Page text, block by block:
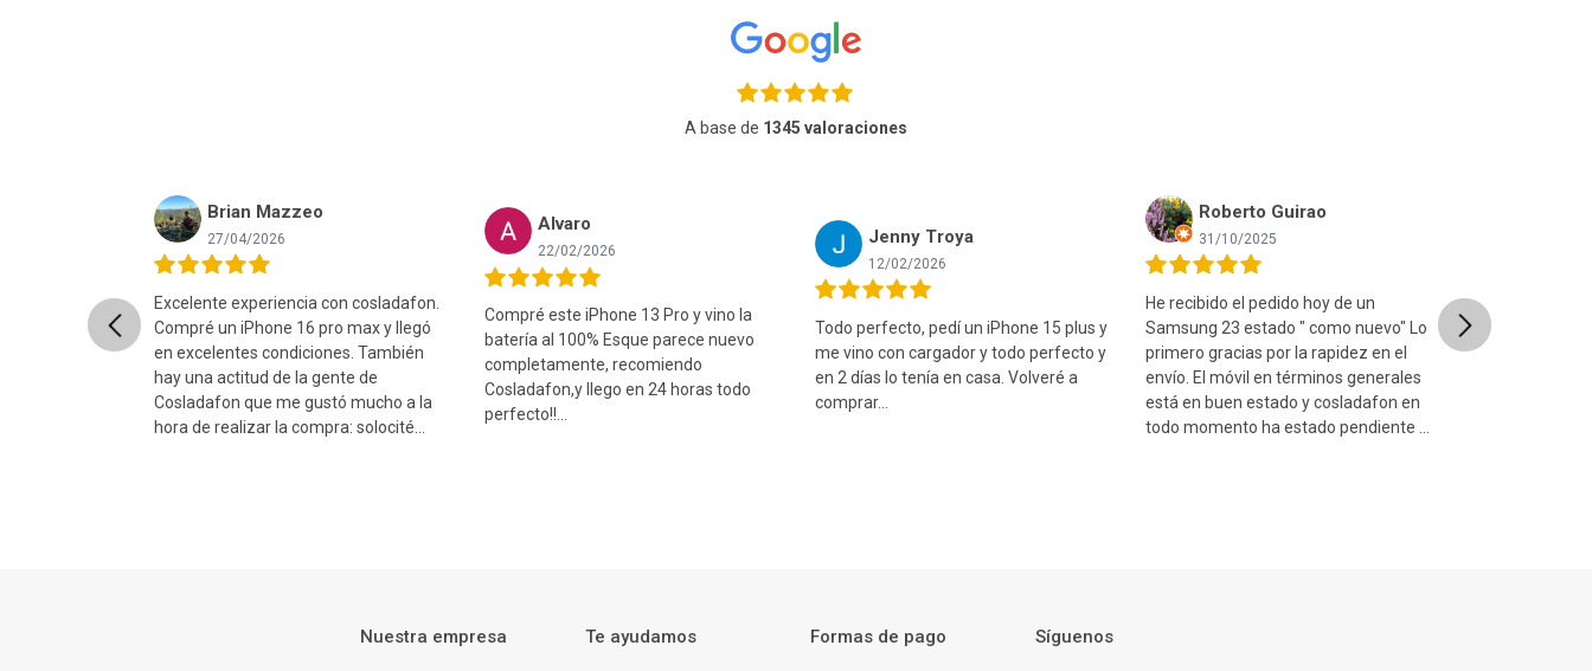
A base de 1345 valoraciones
Previous
Brian Mazzeo
27/04/2026
Excelente experiencia con cosladafon.
Compré un iPhone 16 pro max y llegó
en excelentes condiciones. También
hay una actitud de la gente de
Cosladafon que me gustó mucho a la
hora de realizar la compra: solocité
Alvaro
22/02/2026
Compré este iPhone 13 Pro y vino la
batería al 100% Esque parece nuevo
completamente, recomiendo
Cosladafon,y llego en 24 horas todo
perfecto!!...
Jenny Troya
12/02/2026
Todo perfecto, pedí un iPhone 15 plus y
me vino con cargador y todo perfecto y
en 2 días lo tenía en casa. Volveré a
Roberto Guirao
31/10/2025
He recibido el pedido hoy de un
Samsung 23 estado " como nuevo" Lo
primero gracias por la rapidez en el
envío. El móvil en términos generales
está en buen estado y cosladafon en
todo momento ha estado pendiente de
Muy contento con la
está en un estado increíble
fue muy rápido y
estuche seguro y muy
consulta a través del chat
y me atendieron
Next
Nuestra empresa Te ayudamos Formas de pago Síguenos